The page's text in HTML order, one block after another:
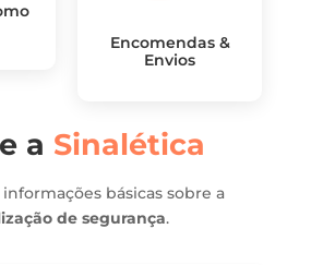
Encomendas &
Envios
a Sinalética
básicas sobre a
de segurança.